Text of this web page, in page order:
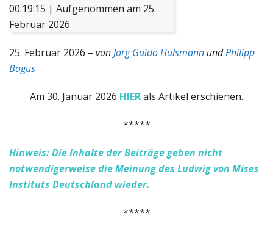
00:19:15 | Aufgenommen am 25.
Februar 2026
25. Februar 2026 – vonJörg Guido Hülsmann undPhilipp
Bagus
Am 30. Januar 2026 HIERals Artikel erschienen.
*****
Hinweis: Die Inhalte der Beiträge geben nicht
notwendigerweise die Meinung des Ludwig von Mises
Instituts Deutschland wieder.
*****